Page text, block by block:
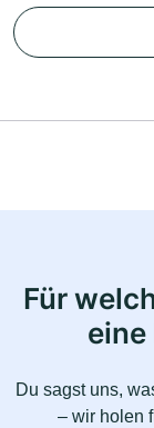
Für
Du sagst uns,
– wir holen